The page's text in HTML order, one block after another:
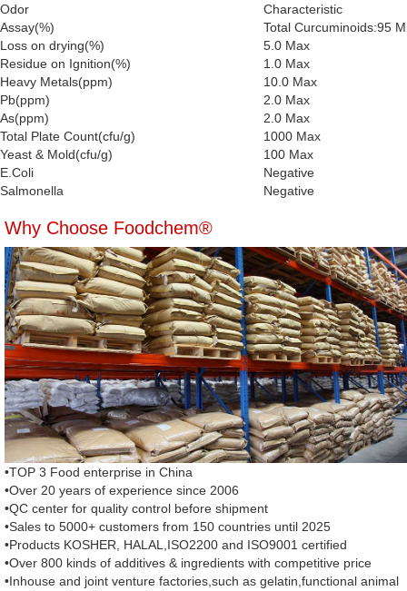
Odor
Characteristic
Assay(%)
Total Curcuminoids:95
Loss on drying(%)
5.0 Max
Residue on Ignition(%)
1.0 Max
Heavy Metals(ppm)
10.0 Max
Pb(ppm)
2.0 Max
As(ppm)
2.0 Max
Total Plate Count(cfu/g)
1000 Max
Yeast & Mold(cfu/g)
100 Max
E.Coli
Negative
Salmonella
Negative
Why Choose Foodchem®
•TOP 3 Food enterprise in China
•Over 20 years of experience since 2006
•QC center for quality control before shipment
•Sales to 5000+ customers from 150 countries until 2025
•Products KOSHER, HALAL,ISO2200 and ISO9001 certified
•Over 800 kinds of additives & ingredients with competitive price
•Inhouse and joint venture factories,such as gelatin,functional animal